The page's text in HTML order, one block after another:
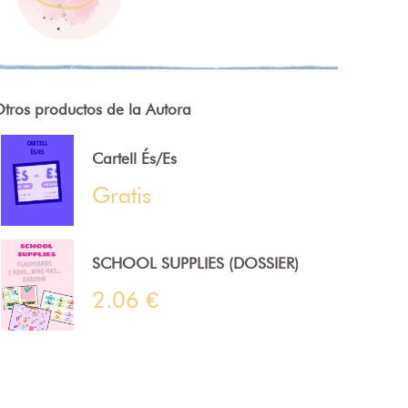
productos de la Autora
Cartell És/Es
Gratis
SCHOOL SUPPLIES (DOSSIER)
2.06 €